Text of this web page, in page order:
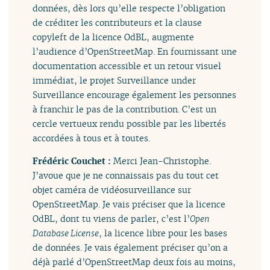
données, dès lors qu’elle respecte l’obligation
de créditer les contributeurs et la clause
copyleft de la licence OdBL, augmente
l’audience d’OpenStreetMap. En fournissant une
documentation accessible et un retour visuel
immédiat, le projet Surveillance under
Surveillance encourage également les personnes
à franchir le pas de la contribution. C’est un
cercle vertueux rendu possible par les libertés
accordées à tous et à toutes.
Frédéric Couchet :Merci Jean-Christophe.
J’avoue que je ne connaissais pas du tout cet
objet caméra de vidéosurveillance sur
OpenStreetMap. Je vais préciser que la licence
OdBL, dont tu viens de parler, c’est l’Open
Database License, la licence libre pour les bases
de données. Je vais également préciser qu’on a
déjà parlé d’OpenStreetMap deux fois au moins,